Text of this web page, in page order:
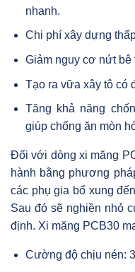
nhanh.
Chi phí xây dựng
Giảm nguy cơ nứt bê
Tạo ra vữa xây tô có
Tăng khả năng
giúp chống ăn mòn
Đối với dòng xi măng
hành bằng phương
các phụ gia bổ xung
Sau đó sẽ nghiền nhỏ
định. Xi măng PCB30
Cường độ chịu nén: